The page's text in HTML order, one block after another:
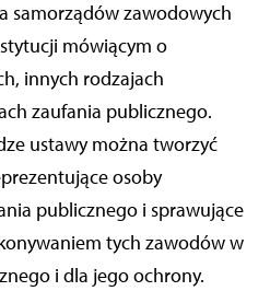
samorządów zawodowych
mówiącym o
innych rodzajach
zaufania publicznego.
ustawy można tworzyć
osoby
publicznego i sprawujące
tych zawodów w
i dla jego ochrony.